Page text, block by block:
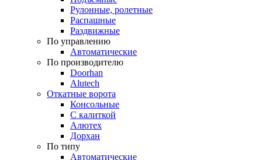
Рулонные, ролетные
Распашные
Раздвижные
По управлению
Автоматические
По производителю
Doorhan
Alutech
Откатные ворота
Консольные
С калиткой
Алютех
Дорхан
По типу
Автоматические